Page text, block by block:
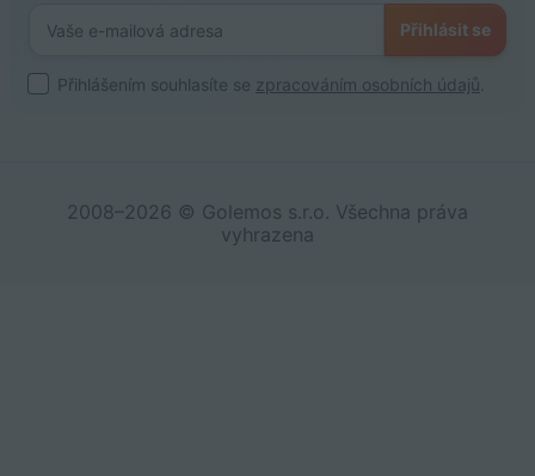
Přihlásit se
Přihlášením souhlasíte se zpracováním osobních údajů
2008–2026 © Golemos s.r.o. Všechna práva
vyhrazena